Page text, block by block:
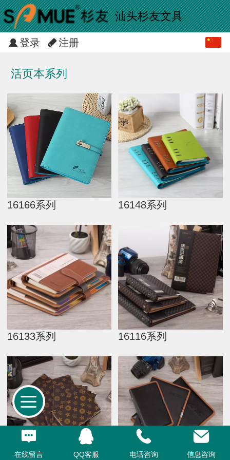
汕头杉友文具
登录 注册
活页本系列
16166系列 16148系列
16133系列 16116系列
在线留言 QQ客服 电话咨询 信息咨询